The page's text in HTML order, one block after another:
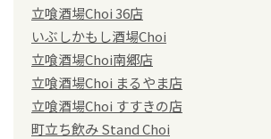
立喰酒場Choi 36店
いぶしかもし酒場Choi
立喰酒場Choi南郷店
立喰酒場Choi まるやま店
立喰酒場Choi すすきの店
町立ち飲み Stand Choi